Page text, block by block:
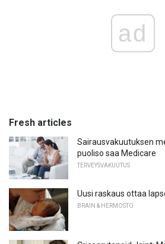
ad
Fresh articles
Sairausvakuutuksen
puoliso saa Medicare
TERVEYSVAKUUTUS
Uusi raskaus ottaa
BRAIN & HERMOSTO